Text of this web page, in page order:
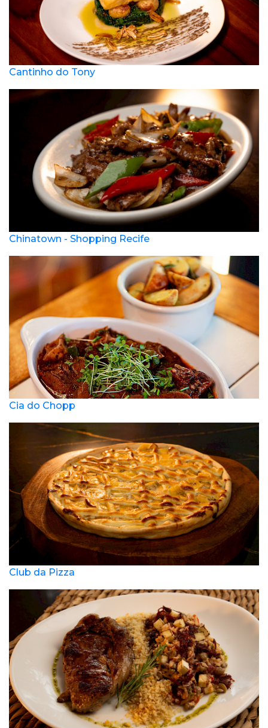
Cantinho do Tony
Chinatown - Shopping Recife
Cia do Chopp
Club da Pizza